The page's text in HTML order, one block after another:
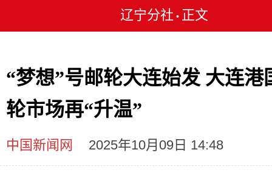
辽宁分社 • 正文
“梦想”号邮轮大连始发 大连港
轮市场再“升温”
中国新闻网 2025年10月09日 14:48